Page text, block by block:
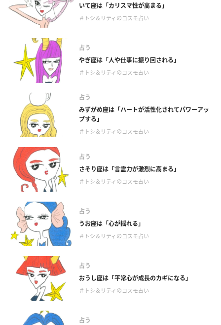
いて座は「カリスマ性が高まる」
＃トシ＆リティのコスモ占い
占う
やぎ座は「人や仕事に振り回される」
＃トシ＆リティのコスモ占い
占う
みずがめ座は「ハートが活性化されてパワーアッ
プする」
＃トシ＆リティのコスモ占い
占う
さそり座は「言霊力が激烈に高まる」
＃トシ＆リティのコスモ占い
占う
うお座は「心が揺れる」
＃トシ＆リティのコスモ占い
占う
おうし座は「平常心が成長のカギになる」
＃トシ＆リティのコスモ占い
占う